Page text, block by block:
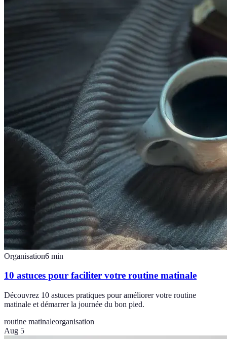
Organisation6 min
10 astuces pour faciliter votre routine matinale
Découvrez 10 astuces pratiques pour améliorer votre routine
matinale et démarrer la journée du bon pied.
routine matinaleorganisation
Aug 5